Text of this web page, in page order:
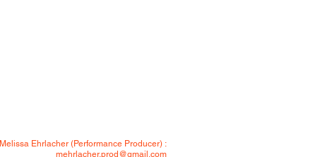
Melissa Ehrlacher (Performance Producer) :
mehrlacher.prod@gmail.com